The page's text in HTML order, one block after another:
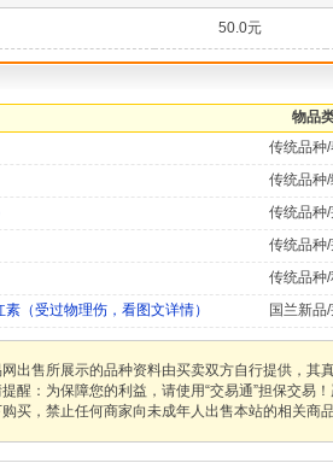
50.0元
物品
传统品种
传统品种
传统品种
传统品种
传统品种
（受过物理伤，看图文详情） 国兰新品
出售所展示的品种资料由买卖双方自行提供，
醒：为保障您的利益，请使用“交易通”担保交
买，禁止任何商家向未成年人出售本站的相关商